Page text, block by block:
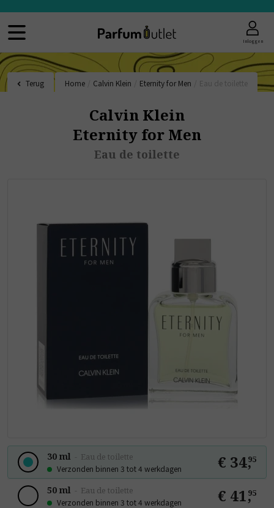
Inloggen
Terug Home Calvin Klein Eternity for Men
Calvin Klein
Eternity for Men
Eau de toilette
30 ml Eau de toilette
Verzonden binnen 3 tot 4 werkdagen € 34,
95
50 ml - Eau de toilette
Verzonden binnen 3 tot 4 werkdagen € 41,
95